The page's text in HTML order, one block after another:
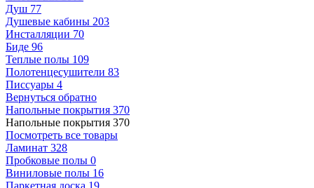
Душ 77
Душевые кабины 203
Инсталляции 70
Биде 96
Теплые полы 109
Полотенцесушители 83
Писсуары 4
Вернуться обратно
Напольные покрытия 370
Напольные покрытия 370
Посмотреть все товары
Ламинат 328
Пробковые полы 0
Виниловые полы 16
Паркетная доска 19